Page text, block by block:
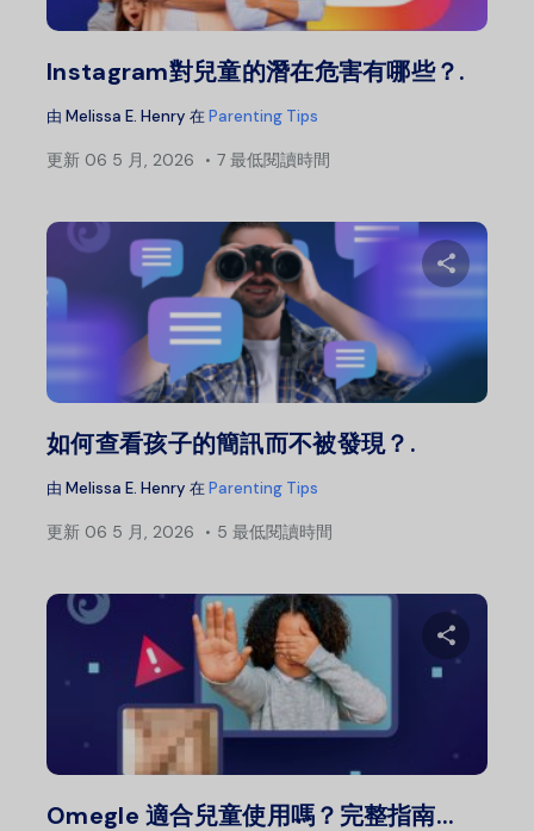
Instagram對兒童的潛在危害有哪些？.
由 Melissa E. Henry 在Parenting Tips
更新 06 5 月, 2026 7 最低閱讀時間
如何查看孩子的簡訊而不被發現？.
由 Melissa E. Henry 在Parenting Tips
更新 06 5 月, 2026 5 最低閱讀時間
Omegle 適合兒童使用嗎？完整指南...